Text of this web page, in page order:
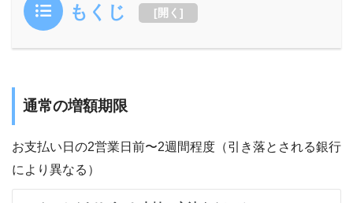
もくじ [開く ]
通常の増額期限
お支払い日の2営業日前〜2週間程度（引き落とされる銀行
により異なる）